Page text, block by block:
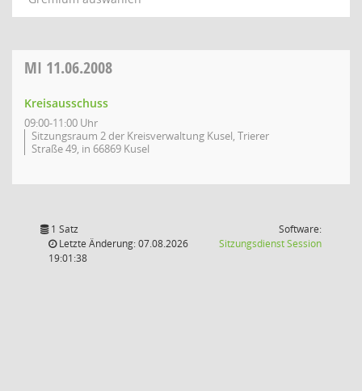
MI 11.06.2008
Kreisausschuss
09:00-11:00 Uhr
Sitzungsraum 2 der Kreisverwaltung Kusel, Trierer
Straße 49, in 66869 Kusel
1 Satz
Letzte Änderung: 07.08.2026
19:01:38
Software:
SitzungsdienstSession(Wird in